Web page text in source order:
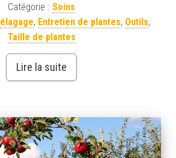
Catégorie : Soins
élagage, Entretien de plantes, Outils,
Taille de plantes
Lire la suite